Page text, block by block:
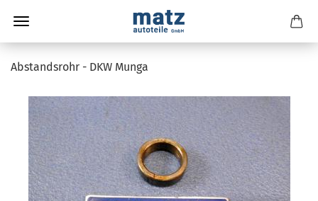
Abstandsrohr - DKW Munga